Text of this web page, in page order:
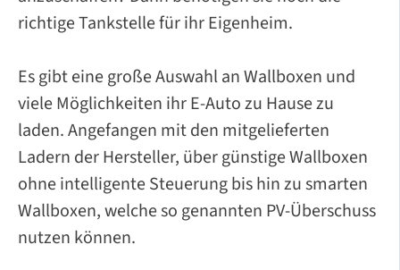
richtige Tankstelle für ihr Eigenheim.
Es gibt eine große Auswahl an Wallboxen und
viele Möglichkeiten ihr E-Auto zu Hause zu
laden. Angefangen mit den mitgelieferten
Ladern der Hersteller, über günstige Wallboxen
ohne intelligente Steuerung bis hin zu smarten
Wallboxen, welche so genannten PV-Überschuss
nutzen können.